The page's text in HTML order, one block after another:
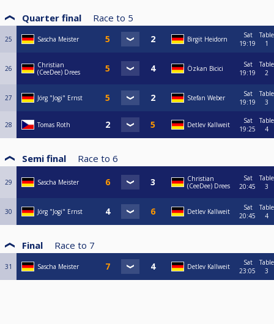
Quarter final Race to 5
25 Sascha Meister Birgit Heidorn
Sat
19:19
Table
1
26
Christian
(CeeDee) Drees
Özkan Bicici
Sat
19:19
Table
2
27 Jörg "Jogi" Ernst Stefan Weber
Sat
19:19
Table
3
28 Tomas Roth Detlev Kallweit
Sat
19:25
Table
4
Semi final Race to 6
29 Sascha Meister
Christian
(CeeDee) Drees
Sat
20:45
Table
3
30 Jörg "Jogi" Ernst Detlev Kallweit
Sat
20:45
Table
4
Final Race to 7
31 Sascha Meister Detlev Kallweit
Sat
23:05
Table
3